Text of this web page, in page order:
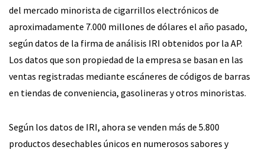
del mercado minorista de cigarrillos electrónicos de
aproximadamente 7.000 millones de dólares el año pasado,
según datos de la firma de análisis IRI obtenidos por la AP.
Los datos que son propiedad de la empresa se basan en las
ventas registradas mediante escáneres de códigos de barras
en tiendas de conveniencia, gasolineras y otros minoristas.
Según los datos de IRI, ahora se venden más de 5.800
productos desechables únicos en numerosos sabores y